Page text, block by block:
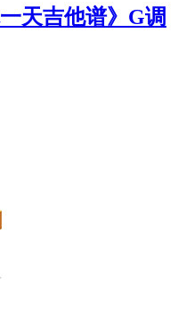
天吉他谱》G调